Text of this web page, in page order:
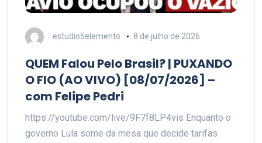
estudio5elemento 8 de julho de 2026
QUEM Falou Pelo Brasil? | PUXANDO
O FIO (AO VIVO) [08/07/2026] –
com Felipe Pedri
https://youtube.com/live/9F7f8LP4vis Enquanto o
governo Lula some da mesa que decide tarifas